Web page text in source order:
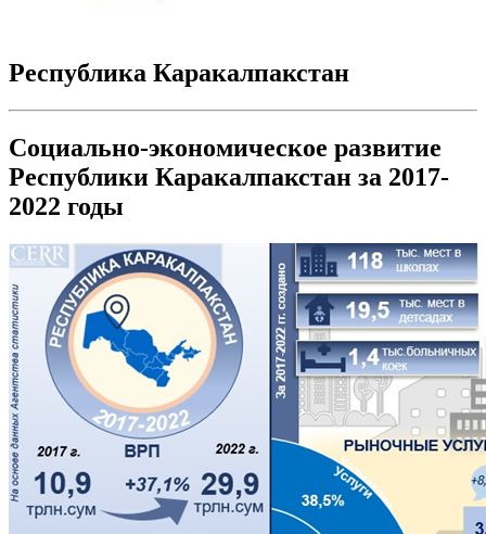
Республика Каракалпакстан
Социально-экономическое развитие
Республики Каракалпакстан за 2017-
2022 годы